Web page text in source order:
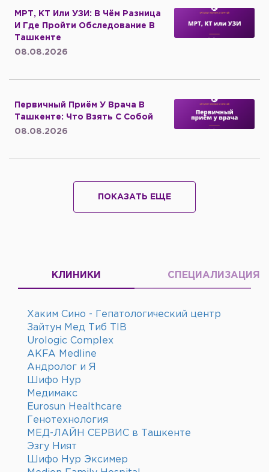
МРТ, КТ Или УЗИ: В Чём Разница
И Где Пройти Обследование В
Ташкенте
08.08.2026
Первичный Приём У Врача В
Ташкенте: Что Взять С Собой
08.08.2026
ПОКАЗАТЬ ЕЩЕ
КЛИНИКИ СПЕЦИАЛИЗАЦИЯ
Хаким Сино - Гепатологический центр
Зайтун Мед Тиб TIB
Urologic Complex
AKFA Medline
Андролог и Я
Шифо Нур
Медимакс
Eurosun Healthcare
Генотехнология
МЕД-ЛАЙН СЕРВИС в Ташкенте
Эзгу Ният
Шифо Нур Эксимер